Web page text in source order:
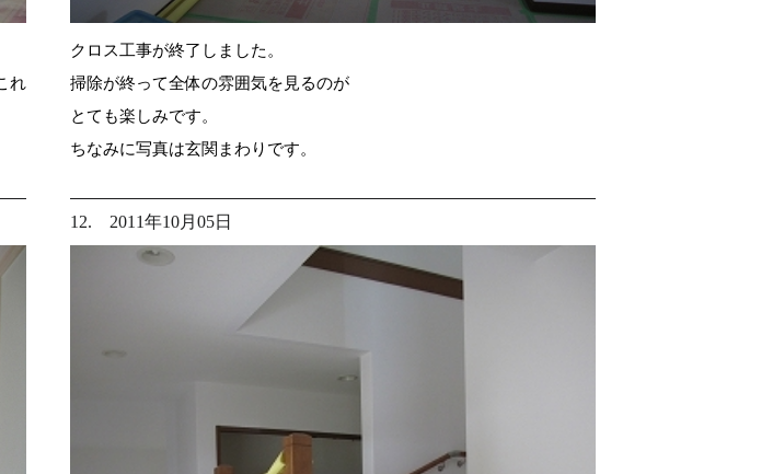
れ
クロス工事が終了しました。
掃除が終って全体の雰囲気を見るのが
とても楽しみです。
ちなみに写真は玄関まわりです。
12. 2011年10月05日